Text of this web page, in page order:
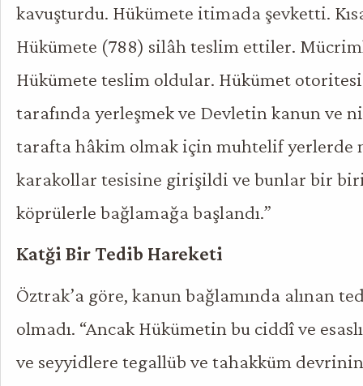
kavuşturdu. Hükümete itimada şevketti.
Hükümete (788) silâh teslim ettiler.
Hükümete teslim oldular. Hükümet
tarafında yerleşmek ve Devletin kanun ve
tarafta hâkim olmak için muhtelif yerlerde
karakollar tesisine girişildi ve bunlar bir
köprülerle bağlamağa başlandı.”
Katği Bir Tedib Hareketi
Öztrak’a göre, kanun bağlamında alınan
olmadı. “Ancak Hükümetin bu ciddî ve
ve seyyidlere tegallüb ve tahakküm